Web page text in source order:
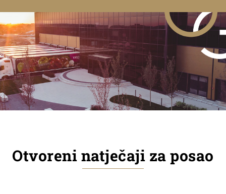
Otvoreni natječaji za posao